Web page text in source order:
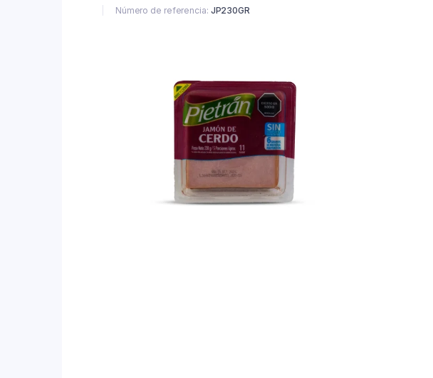
Número de referencia: JP230GR